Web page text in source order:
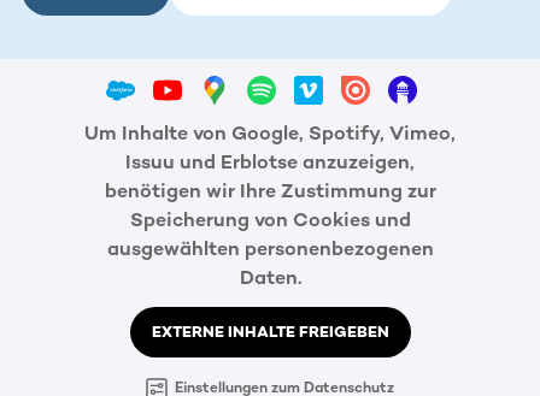
Um Inhalte von Google, Spotify, Vimeo,
Issuu und Erblotse anzuzeigen,
benötigen wir Ihre Zustimmung zur
Speicherung von Cookies und
ausgewählten personenbezogenen
Daten.
EXTERNE INHALTE FREIGEBEN
Einstellungen zum Datenschutz